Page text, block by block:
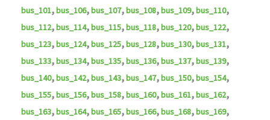
bus_101,bus_106,bus_107,bus_108,bus_109,bus_110,
bus_112,bus_114,bus_115,bus_118,bus_120,bus_122,
bus_123,bus_124,bus_125,bus_128,bus_130,bus_131,
bus_133,bus_134,bus_135,bus_136,bus_137,bus_139,
bus_140,bus_142,bus_143,bus_147,bus_150,bus_154,
bus_155,bus_156,bus_158,bus_160,bus_161,bus_162,
bus_163,bus_164,bus_165,bus_166,bus_168,bus_169,